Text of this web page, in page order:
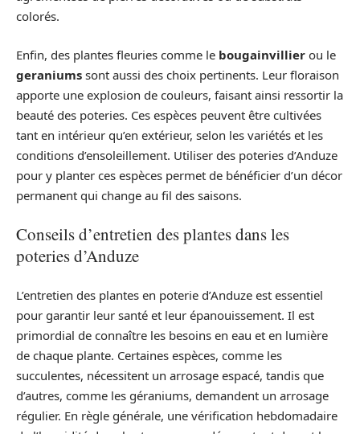
colorés.
Enfin, des plantes fleuries comme le bougainvillier ou le
geraniums sont aussi des choix pertinents. Leur floraison
apporte une explosion de couleurs, faisant ainsi ressortir la
beauté des poteries. Ces espèces peuvent être cultivées
tant en intérieur qu’en extérieur, selon les variétés et les
conditions d’ensoleillement. Utiliser des poteries d’Anduze
pour y planter ces espèces permet de bénéficier d’un décor
permanent qui change au fil des saisons.
Conseils d’entretien des plantes dans les
poteries d’Anduze
L’entretien des plantes en poterie d’Anduze est essentiel
pour garantir leur santé et leur épanouissement. Il est
primordial de connaître les besoins en eau et en lumière
de chaque plante. Certaines espèces, comme les
succulentes, nécessitent un arrosage espacé, tandis que
d’autres, comme les géraniums, demandent un arrosage
régulier. En règle générale, une vérification hebdomadaire